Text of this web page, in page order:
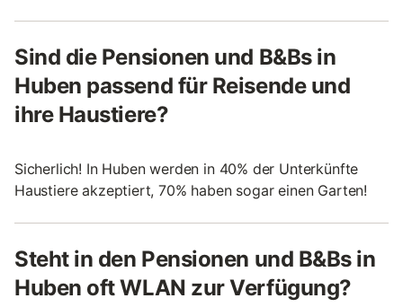
Sind die Pensionen und B&Bs in
Huben passend für Reisende und
ihre Haustiere?
Sicherlich! In Huben werden in 40% der Unterkünfte
Haustiere akzeptiert, 70% haben sogar einen Garten!
Steht in den Pensionen und B&Bs in
Huben oft WLAN zur Verfügung?